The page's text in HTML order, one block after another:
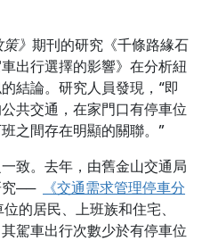
》 期刊的研究《千條路緣石
出行選擇的影響》 在分析紐
結論。研究人員發現，“即
共交通，在家門口有停車位
之間存在明顯的關聯。”
致。去年，由舊金山交通局
究——
《交通需求管理停車分
的居民、上班族和住宅、
駕車出行次數少於有停車位